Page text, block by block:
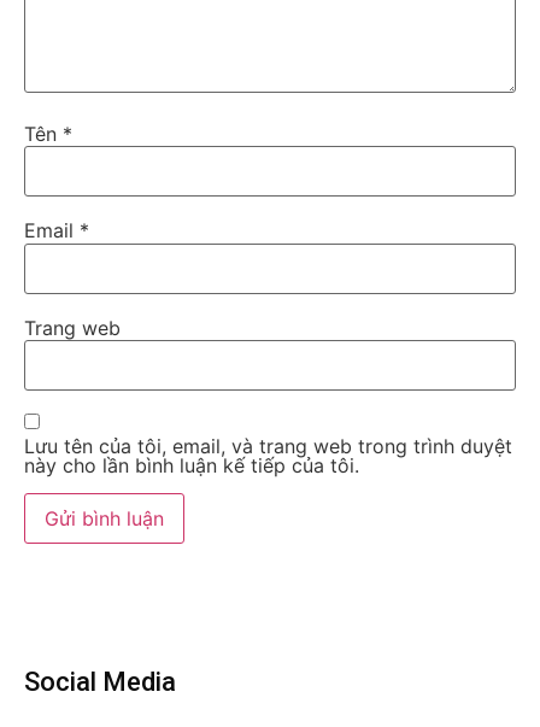
Tên *
Email *
Trang web
Lưu tên của tôi, email, và trang web trong trình duyệt
này cho lần bình luận kế tiếp của tôi.
Social Media